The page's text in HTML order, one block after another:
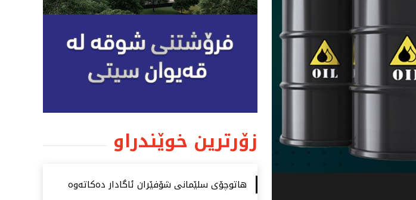
زۆرترین خوێندراو
هاتوچۆی سلێمانی شۆفێران ئاگادار دەكاتەوە